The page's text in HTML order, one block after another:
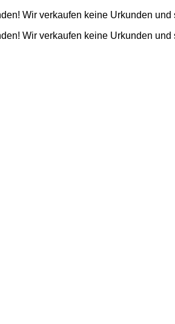
Wir verkaufen keine Urkunden
Wir verkaufen keine Urkunden